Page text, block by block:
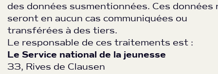
des données susmentionnées. Ces données
seront en aucun cas communiquées ou
transférées à des tiers.
Le responsable de ces traitements est :
Le Service national de la jeunesse
33, Rives de Clausen